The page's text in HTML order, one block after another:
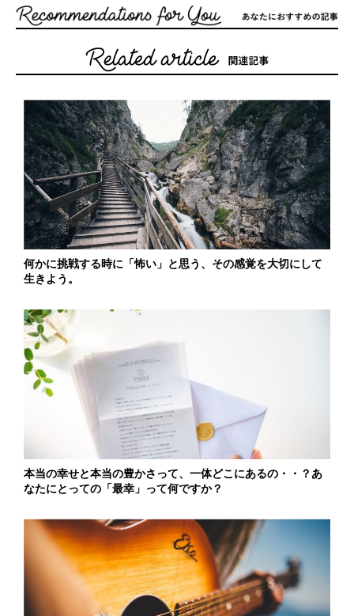
何かに挑戦する時に「怖い」と思う、その感覚を大切にして
生きよう。
本当の幸せと本当の豊かさって、一体どこにあるの・・？あ
なたにとっての「最幸」って何ですか？